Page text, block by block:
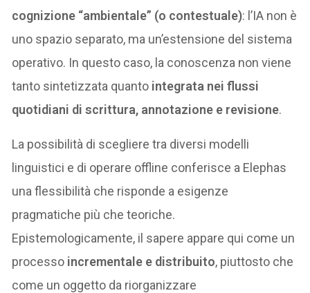
cognizione “ambientale” (o contestuale): l’IA non è
uno spazio separato, ma un’estensione del sistema
operativo. In questo caso, la conoscenza non viene
tanto sintetizzata quanto integrata nei flussi
quotidiani di scrittura, annotazione e revisione.
La possibilità di scegliere tra diversi modelli
linguistici e di operare offline conferisce a Elephas
una flessibilità che risponde a esigenze
pragmatiche più che teoriche.
Epistemologicamente, il sapere appare qui come un
processo incrementale e distribuito, piuttosto che
come un oggetto da riorganizzare